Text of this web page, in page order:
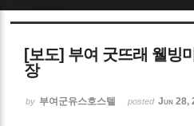
[보도] 부여 굿뜨래 웰빙
장
by 부여군유스호스텔 posted Jun 28,
Sketchbook5,